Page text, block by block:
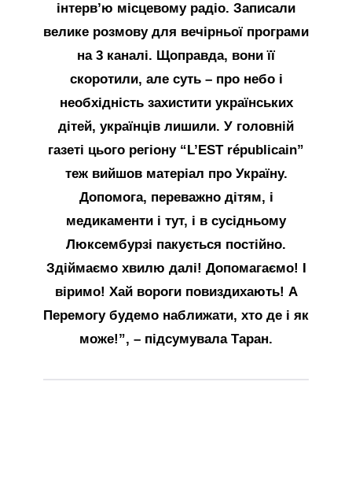
інтерв’ю місцевому радіо. Записали
велике розмову для вечірньої програми
на 3 каналі. Щоправда, вони її
скоротили, але суть – про небо і
необхідність захистити українських
дітей, українців лишили. У головній
газеті цього регіону “L’EST républicain”
теж вийшов матеріал про Україну.
Допомога, переважно дітям, і
медикаменти і тут, і в сусідньому
Люксембурзі пакується постійно.
Здіймаємо хвилю далі! Допомагаємо! І
віримо! Хай вороги повиздихають! А
Перемогу будемо наближати, хто де і як
може!”, – підсумувала Таран.